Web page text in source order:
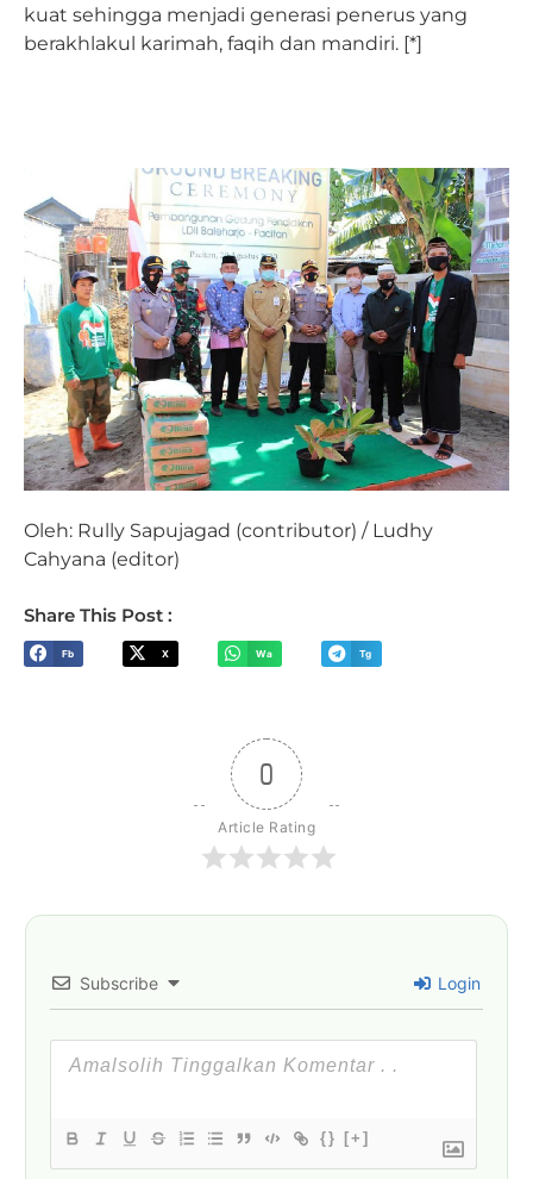
kuat sehingga menjadi generasi penerus yang
berakhlakul karimah, faqih dan mandiri. [*]
Oleh: Rully Sapujagad (contributor) / Ludhy
Cahyana (editor)
Share This Post :
Fb X Wa Tg
0
Article Rating
Subscribe Login
{} [+]